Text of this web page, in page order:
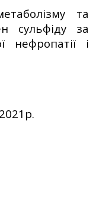
та
сульфіду за
нефропатії і